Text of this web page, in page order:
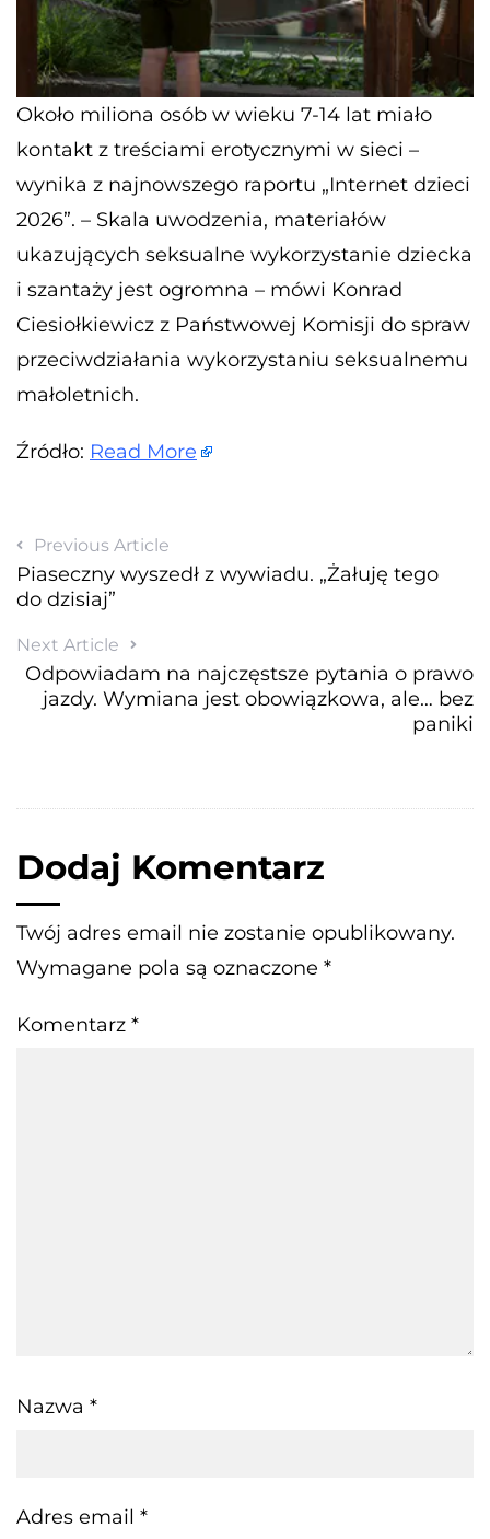
Około miliona osób w wieku 7-14 lat miało
kontakt z treściami erotycznymi w sieci –
wynika z najnowszego raportu „Internet dzieci
2026”. – Skala uwodzenia, materiałów
ukazujących seksualne wykorzystanie dziecka
i szantaży jest ogromna – mówi Konrad
Ciesiołkiewicz z Państwowej Komisji do spraw
przeciwdziałania wykorzystaniu seksualnemu
małoletnich.
Źródło: Read More
Previous Article
Piaseczny wyszedł z wywiadu. „Żałuję tego
do dzisiaj”
Next Article
Odpowiadam na najczęstsze pytania o prawo
jazdy. Wymiana jest obowiązkowa, ale… bez
paniki
Dodaj Komentarz
Twój adres email nie zostanie opublikowany.
Wymagane pola są oznaczone *
Komentarz *
Nazwa *
Adres email *